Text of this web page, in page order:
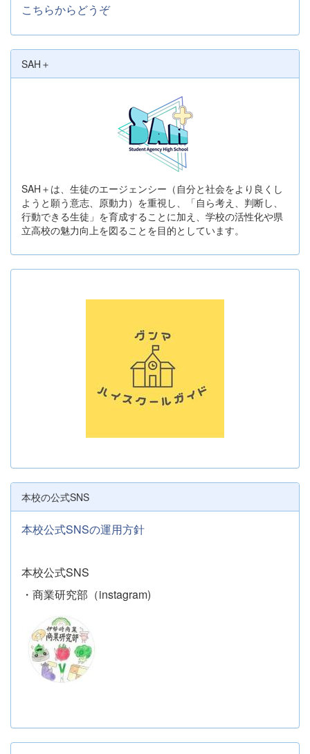
こちらからどうぞ
SAH＋
SAH＋は、生徒のエージェンシー（自分と社会をより良くし
ようと願う意志、原動力）を重視し、「自ら考え、判断し、
行動できる生徒」を育成することに加え、学校の活性化や県
立高校の魅力向上を図ることを目的としています。
本校の公式SNS
本校公式SNSの運用方針
本校公式SNS
・商業研究部（instagram)